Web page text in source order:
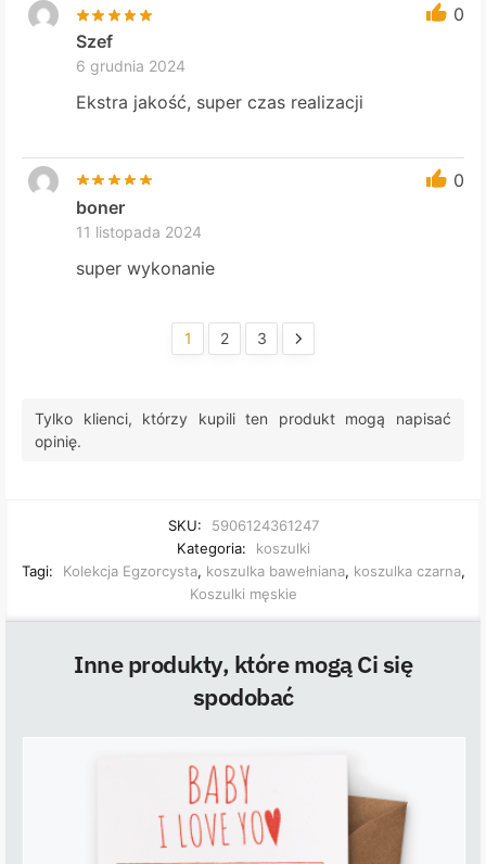
0
Szef
6 grudnia 2024
Ekstra jakość, super czas realizacji
0
boner
11 listopada 2024
super wykonanie
1 2 3
Tylko klienci, którzy kupili ten produkt mogą napisać
opinię.
SKU:
5906124361247
Kategoria:
koszulki
Tagi:
Kolekcja Egzorcysta, koszulka bawełniana, koszulka czarna,
Koszulki męskie
Inne produkty, które mogą Ci się
spodobać